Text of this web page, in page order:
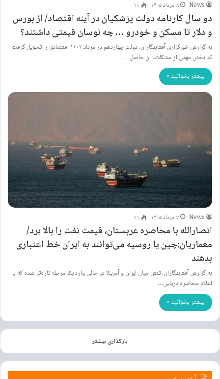
News ۸ مرداد ۱۴۰۵ ۱۱
دو سال کارنامه دولت پزشکیان در آینه اقتصاد/ از بورس
و دلار تا مسکن و خودرو … چه نوسان قیمتی داشتند؟
به گزارش خبرگزاری آفتابنگاران، دولت چهاردهم در مرداد ۱۴۰۳ اقتصادی را تحویل گرفت
که بخش مهمی از مشکلات آن حاصل…
بیشتر بخوانید »
News ۷ مرداد ۱۴۰۵ ۱۱
انصارالله با محاصره عربستان، قیمت نفت را بالا برد/
معماریان:چین یا روسیه می‌توانند به ایران خط اعتباری
بدهند
به گزارش آفتابنگاران، تنش میان ایران و آمریکا در حالی وارد یک مرحله تازه‌تر شده که با
اعلام محاصره دریایی…
بیشتر بخوانید »
بارگذاری بیشتر